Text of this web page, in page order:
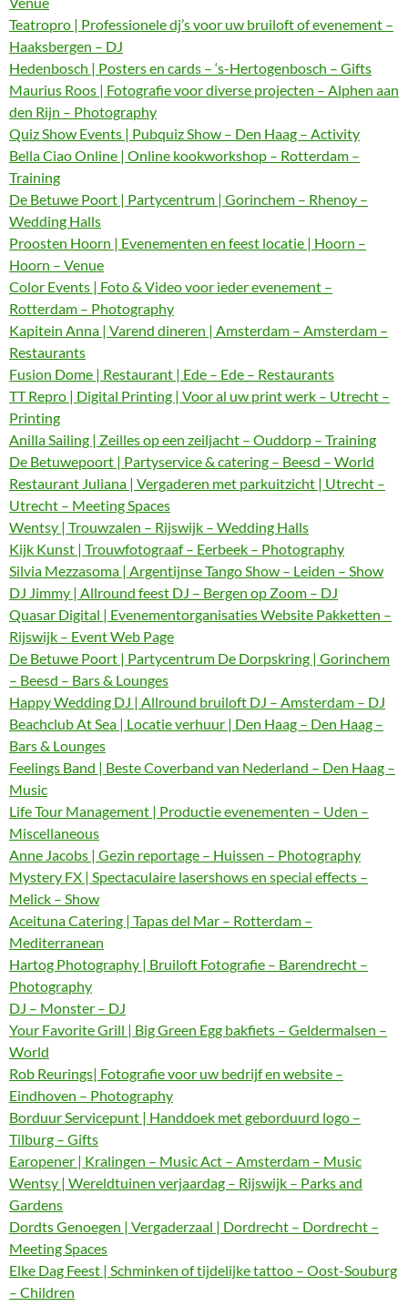
Teatropro | Professionele dj’s voor uw bruiloft of evenement –
Haaksbergen – DJ
Hedenbosch | Posters en cards – ‘s-Hertogenbosch – Gifts
Maurius Roos | Fotografie voor diverse projecten – Alphen aan
den Rijn – Photography
Quiz Show Events | Pubquiz Show – Den Haag – Activity
Bella Ciao Online | Online kookworkshop – Rotterdam –
Training
De Betuwe Poort | Partycentrum | Gorinchem – Rhenoy –
Wedding Halls
Proosten Hoorn | Evenementen en feest locatie | Hoorn –
Hoorn – Venue
Color Events | Foto & Video voor ieder evenement –
Rotterdam – Photography
Kapitein Anna | Varend dineren | Amsterdam – Amsterdam –
Restaurants
Fusion Dome | Restaurant | Ede – Ede – Restaurants
TT Repro | Digital Printing | Voor al uw print werk – Utrecht –
Printing
Anilla Sailing | Zeilles op een zeiljacht – Ouddorp – Training
De Betuwepoort | Partyservice & catering – Beesd – World
Restaurant Juliana | Vergaderen met parkuitzicht | Utrecht –
Utrecht – Meeting Spaces
Wentsy | Trouwzalen – Rijswijk – Wedding Halls
Kijk Kunst | Trouwfotograaf – Eerbeek – Photography
Silvia Mezzasoma | Argentijnse Tango Show – Leiden – Show
DJ Jimmy | Allround feest DJ – Bergen op Zoom – DJ
Quasar Digital | Evenementorganisaties Website Pakketten –
Rijswijk – Event Web Page
De Betuwe Poort | Partycentrum De Dorpskring | Gorinchem
– Beesd – Bars & Lounges
Happy Wedding DJ | Allround bruiloft DJ – Amsterdam – DJ
Beachclub At Sea | Locatie verhuur | Den Haag – Den Haag –
Bars & Lounges
Feelings Band | Beste Coverband van Nederland – Den Haag –
Music
Life Tour Management | Productie evenementen – Uden –
Miscellaneous
Anne Jacobs | Gezin reportage – Huissen – Photography
Mystery FX | Spectaculaire lasershows en special effects –
Melick – Show
Aceituna Catering | Tapas del Mar – Rotterdam –
Mediterranean
Hartog Photography | Bruiloft Fotografie – Barendrecht –
Photography
DJ – Monster – DJ
Your Favorite Grill | Big Green Egg bakfiets – Geldermalsen –
World
Rob Reurings| Fotografie voor uw bedrijf en website –
Eindhoven – Photography
Borduur Servicepunt | Handdoek met geborduurd logo –
Tilburg – Gifts
Earopener | Kralingen – Music Act – Amsterdam – Music
Wentsy | Wereldtuinen verjaardag – Rijswijk – Parks and
Gardens
Dordts Genoegen | Vergaderzaal | Dordrecht – Dordrecht –
Meeting Spaces
Elke Dag Feest | Schminken of tijdelijke tattoo – Oost-Souburg
– Children